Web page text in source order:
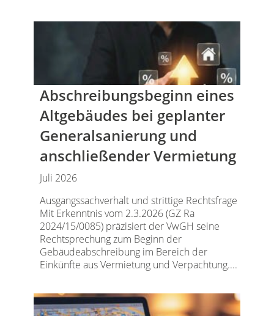
Abschreibungsbeginn eines
Altgebäudes bei geplanter
Generalsanierung und
anschließender Vermietung
Juli 2026
Ausgangssachverhalt und strittige Rechtsfrage
Mit Erkenntnis vom 2.3.2026 (GZ Ra
2024/15/0085) präzisiert der VwGH seine
Rechtsprechung zum Beginn der
Gebäudeabschreibung im Bereich der
Einkünfte aus Vermietung und Verpachtung....